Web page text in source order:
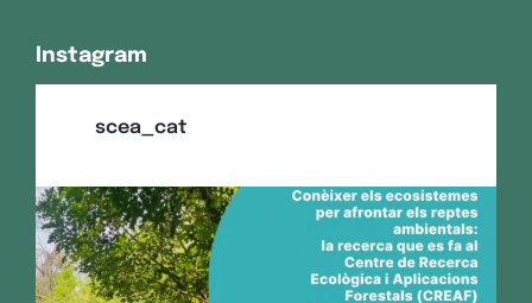
Instagram
scea_cat